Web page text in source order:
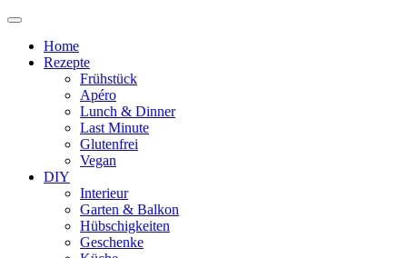
Home
Rezepte
Frühstück
Apéro
Lunch & Dinner
Last Minute
Glutenfrei
Vegan
DIY
Interieur
Garten & Balkon
Hübschigkeiten
Geschenke